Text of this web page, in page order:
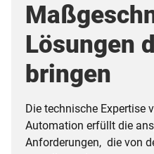
Lösungen
bringen
Die technische Expertise
Automation erfüllt die
Anforderungen, die von